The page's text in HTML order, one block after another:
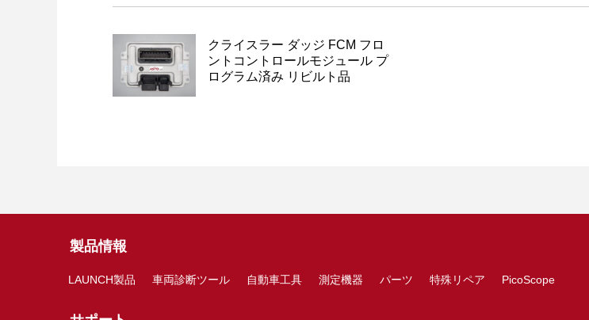
クライスラー ダッジ FCM フロ
ントコントロールモジュール プ
ログラム済み リビルト品
製品情報
LAUNCH製品 車両診断ツール 自動車工具 測定機器 パーツ 特殊リペア PicoScope